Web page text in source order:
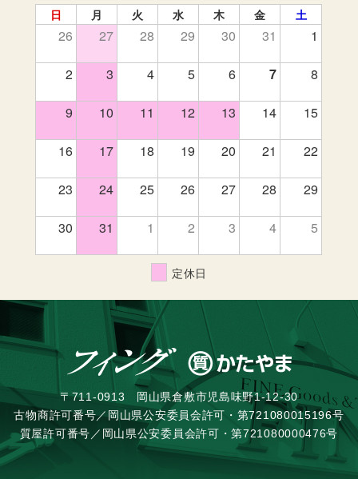
日 月 火 水 木 金 土
26 27 28 29 30 31 1
2 3 4 5 6 7 8
9 10 11 12 13 14 15
16 17 18 19 20 21 22
23 24 25 26 27 28 29
30 31 1 2 3 4 5
定休日
〒711-0913 岡山県倉敷市児島味野1-12-30
古物商許可番号／岡山県公安委員会許可・第721080015196号
質屋許可番号／岡山県公安委員会許可・第721080000476号